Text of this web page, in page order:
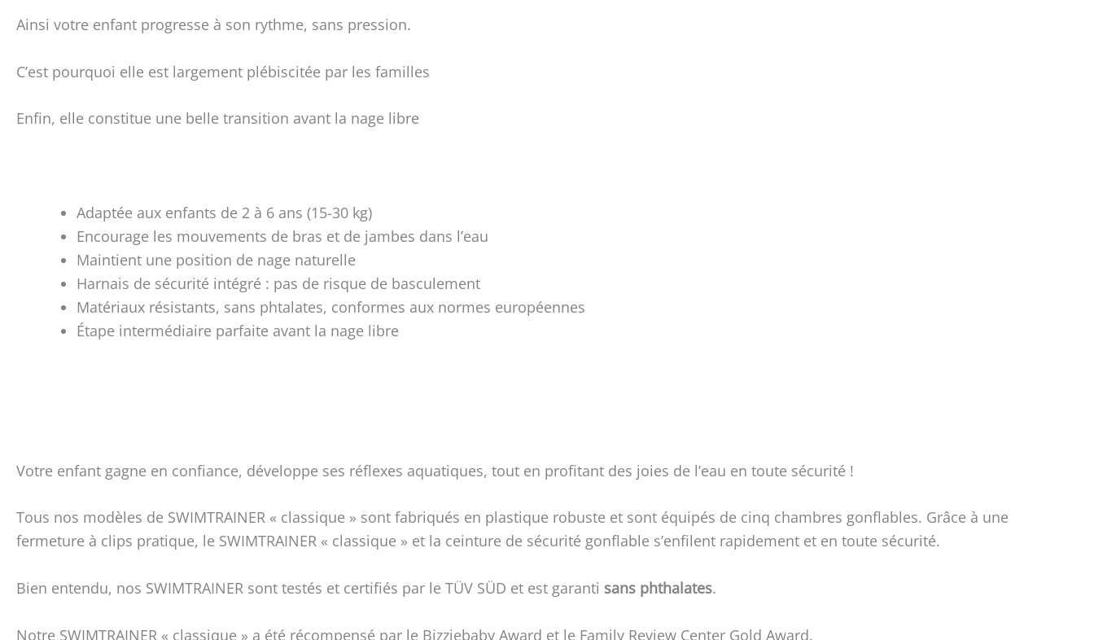
Ainsi votre enfant progresse à son rythme, sans pression.
C’est pourquoi elle est largement plébiscitée par les familles
Enfin, elle constitue une belle transition avant la nage libre
Adaptée aux enfants de 2 à 6 ans (15-30 kg)
Encourage les mouvements de bras et de jambes dans l’eau
Maintient une position de nage naturelle
Harnais de sécurité intégré : pas de risque de basculement
Matériaux résistants, sans phtalates, conformes aux normes européennes
Étape intermédiaire parfaite avant la nage libre
Votre enfant gagne en confiance, développe ses réflexes aquatiques, tout en profitant des joies de l’eau en toute sécurité !
Tous nos modèles de SWIMTRAINER « classique » sont fabriqués en plastique robuste et sont équipés de cinq chambres gonflables. Grâce à une
fermeture à clips pratique, le SWIMTRAINER « classique » et la ceinture de sécurité gonflable s’enfilent rapidement et en toute sécurité.
Bien entendu, nos SWIMTRAINER sont testés et certifiés par le TÜV SÜD et est garanti sans phthalates.
Notre SWIMTRAINER « classique » a été récompensé par le Bizziebaby Award et le Family Review Center Gold Award.